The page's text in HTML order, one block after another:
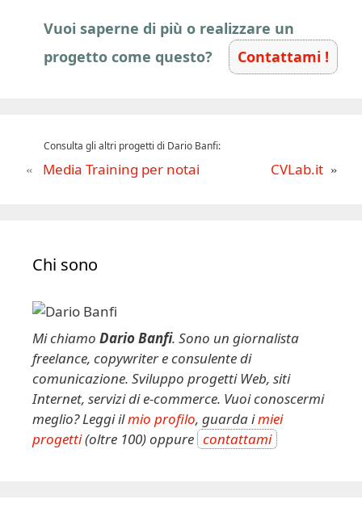
Vuoi saperne di più o realizzare un
progetto come questo?
Contattami !
Consulta gli altri progetti di Dario Banfi:
CVLab.it
Media Training per notai
Chi sono
Mi chiamo Dario Banfi. Sono un giornalista
freelance, copywriter e consulente di
comunicazione. Sviluppo progetti Web, siti
Internet, servizi di e-commerce. Vuoi conoscermi
meglio? Leggi ilmio profilo, guarda imiei
progetti(oltre 100) oppure contattami